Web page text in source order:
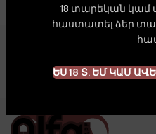
18 տարեկան կամ
հաստատել ձեր
ԵՍ 18 Տ. ԵՄ ԿԱՄ